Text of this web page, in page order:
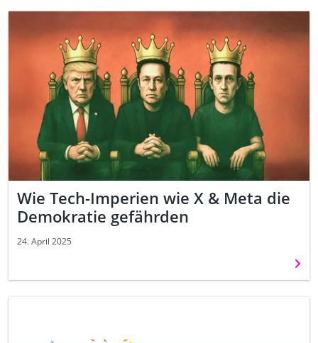
Wie Tech-Imperien wie X & Meta die
Demokratie gefährden
24. April 2025